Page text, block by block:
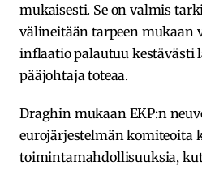
mukaisesti. Se on valmis
välineitään tarpeen mukaan
inflaatio palautuu kestävästi
pääjohtaja toteaa.
Draghin mukaan EKP:n
eurojärjestelmän komiteoita
toimintamahdollisuuksia,